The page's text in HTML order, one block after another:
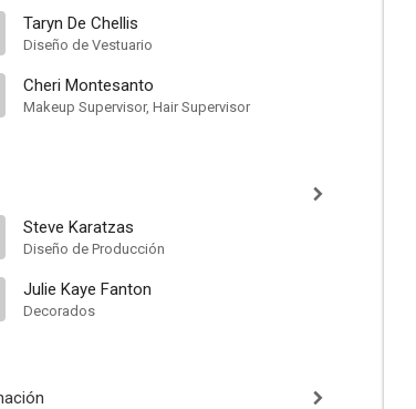
Taryn De Chellis
Diseño de Vestuario
Cheri Montesanto
Makeup Supervisor, Hair Supervisor
Steve Karatzas
Diseño de Producción
Julie Kaye Fanton
Decorados